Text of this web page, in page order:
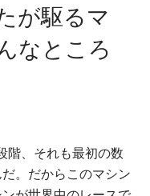
が駆るマ
なところ
階、それも最初の数
。だからこのマシン